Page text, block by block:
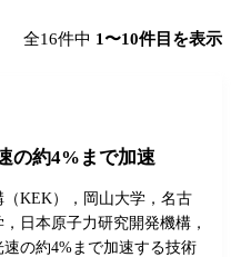
全16件中 1〜10件目を表示
の約4%まで加速
KEK），岡山大学，名古
日本原子力研究開発機構，
の約4%まで加速する技術